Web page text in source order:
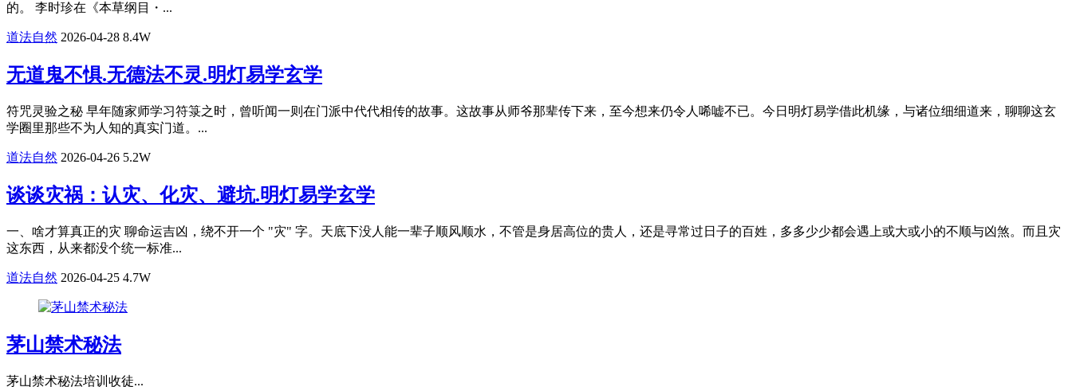
的。 李时珍在《本草纲目・...
道法自然 2026-04-28 8.4W
无道鬼不惧.无德法不灵.明灯易学玄学
​符咒灵验之秘 早年随家师学习符箓之时，曾听闻一则在门派中代代相传的故事。这故事从师爷那辈传下来，至今想来仍令人唏嘘不已。今日明灯易学借此机缘，与诸位细细道来，聊聊这玄
学圈里那些不为人知的真实门道。...
道法自然 2026-04-26 5.2W
谈谈灾祸：认灾、化灾、避坑.明灯易学玄学
一、啥才算真正的灾 聊命运吉凶，绕不开一个 "灾" 字。天底下没人能一辈子顺风顺水，不管是身居高位的贵人，还是寻常过日子的百姓，多多少少都会遇上或大或小的不顺与凶煞。而且灾
这东西，从来都没个统一标准...
道法自然 2026-04-25 4.7W
茅山禁术秘法
茅山禁术秘法培训收徒...